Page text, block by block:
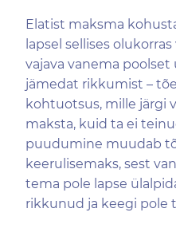
Elatist maksma
lapsel sellises
vajava vanema
jämedat rikkumist –
kohtuotsus, mille järgi
maksta, kuid ta ei
puudumine muudab
keerulisemaks, sest
tema pole lapse
rikkunud ja keegi pole